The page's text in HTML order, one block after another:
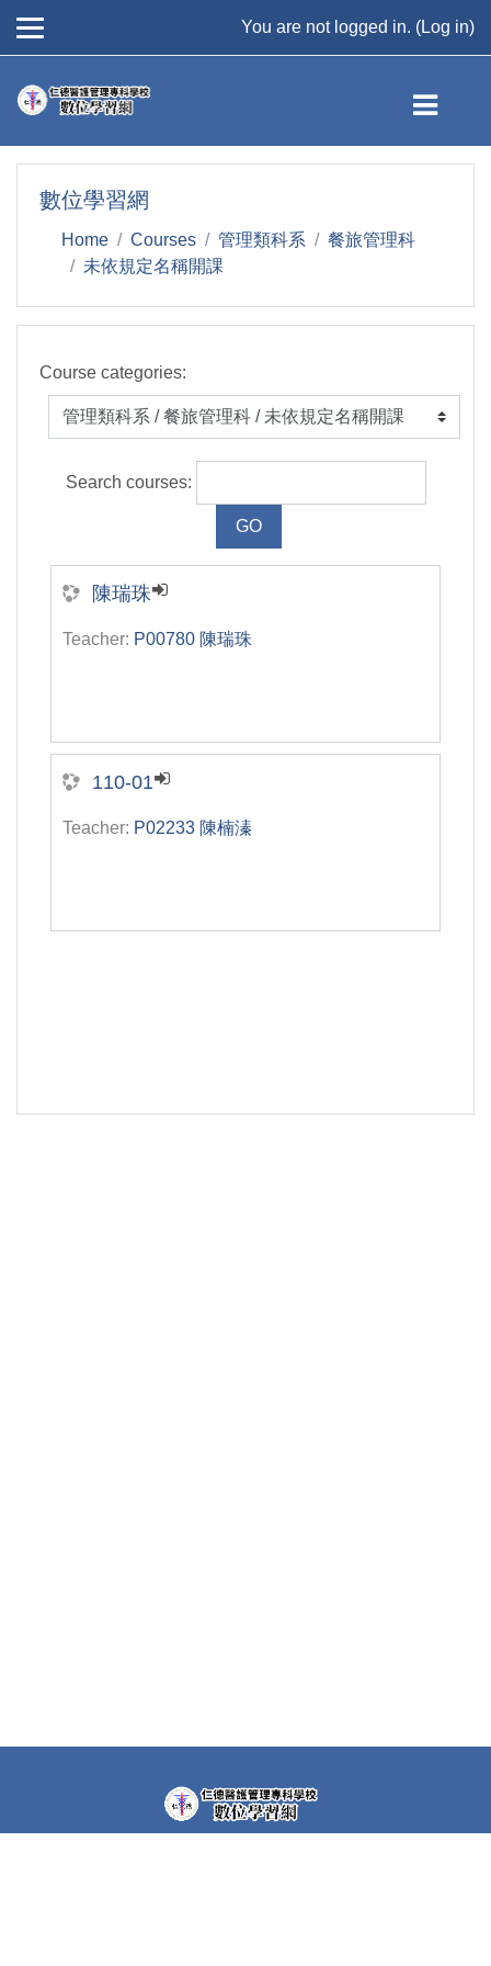
You are not logged in. (Log in)
數位學習網
Home Courses 管理類科系
餐旅管理科
未依規定名稱開課
Course categories:
Search courses:
陳瑞珠
Teacher: P00780 陳瑞珠
110-01
Teacher: P02233 陳楠溱